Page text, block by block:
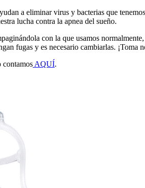
a eliminar virus y bacterias que
lucha contra la apnea del sueño.
con la que usamos
fugas y es necesario cambiarlas. ¡Toma
contamos AQUÍ.